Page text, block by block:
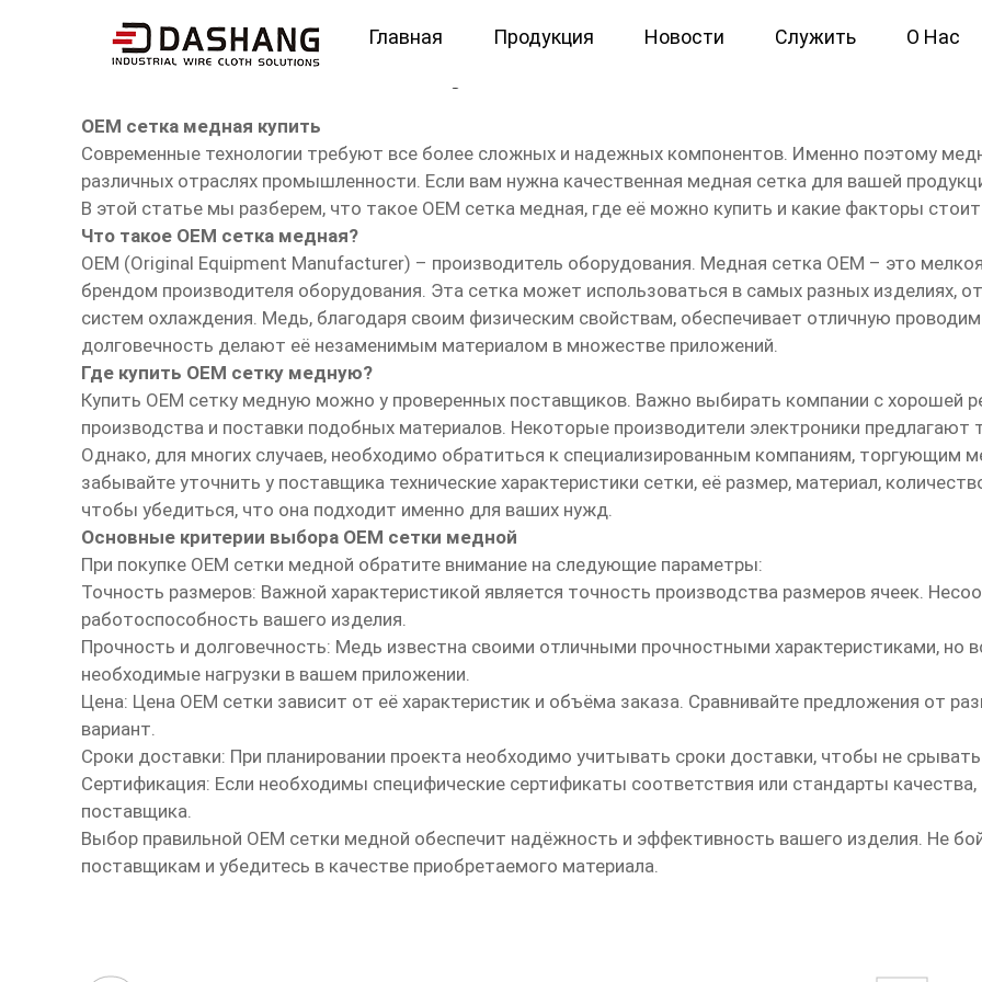
Главная Продукция Новости Служить О Нас
OEM сетка медная купить
OEM сетка медная купить
Современные технологии требуют все более сложных и надежных компонентов. Именно поэтому
различных отраслях промышленности. Если вам нужна качественная медная сетка для вашей
В этой статье мы разберем, что такое OEM сетка медная, где её можно купить и какие факторы
Что такое OEM сетка медная?
OEM (Original Equipment Manufacturer) – производитель оборудования. Медная сетка OEM – это
брендом производителя оборудования. Эта сетка может использоваться в самых разных изделиях,
систем охлаждения. Медь, благодаря своим физическим свойствам, обеспечивает отличную
долговечность делают её незаменимым материалом в множестве приложений.
Где купить OEM сетку медную?
Купить OEM сетку медную можно у проверенных поставщиков. Важно выбирать компании с хорошей
производства и поставки подобных материалов. Некоторые производители электроники
Однако, для многих случаев, необходимо обратиться к специализированным компаниям, торгующим
забывайте уточнить у поставщика технические характеристики сетки, её размер, материал,
чтобы убедиться, что она подходит именно для ваших нужд.
Основные критерии выбора OEM сетки медной
При покупке OEM сетки медной обратите внимание на следующие параметры:
Точность размеров: Важной характеристикой является точность производства размеров ячеек.
работоспособность вашего изделия.
Прочность и долговечность: Медь известна своими отличными прочностными характеристиками, но
необходимые нагрузки в вашем приложении.
Цена: Цена OEM сетки зависит от её характеристик и объёма заказа. Сравнивайте предложения от
вариант.
Сроки доставки: При планировании проекта необходимо учитывать сроки доставки, чтобы не
Сертификация: Если необходимы специфические сертификаты соответствия или стандарты
поставщика.
Выбор правильной OEM сетки медной обеспечит надёжность и эффективность вашего изделия. Не
поставщикам и убедитесь в качестве приобретаемого материала.